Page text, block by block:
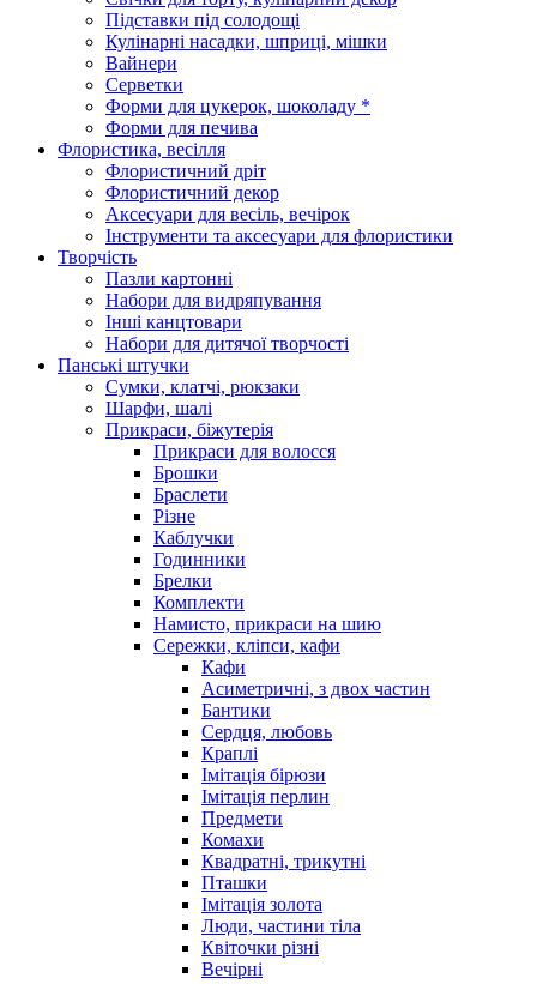
Підставки під солодощі
Кулінарні насадки, шприці, мішки
Вайнери
Серветки
Форми для цукерок, шоколаду *
Форми для печива
Флористика, весілля
Флористичний дріт
Флористичний декор
Аксесуари для весіль, вечірок
Інструменти та аксесуари для флористики
Творчість
Пазли картонні
Набори для видряпування
Інші канцтовари
Набори для дитячої творчості
Панські штучки
Сумки, клатчі, рюкзаки
Шарфи, шалі
Прикраси, біжутерія
Прикраси для волосся
Брошки
Браслети
Різне
Каблучки
Годинники
Брелки
Комплекти
Намисто, прикраси на шию
Сережки, кліпси, кафи
Кафи
Асиметричні, з двох частин
Бантики
Сердця, любовь
Краплі
Імітація бірюзи
Імітація перлин
Предмети
Комахи
Квадратні, трикутні
Пташки
Імітація золота
Люди, частини тіла
Квіточки різні
Вечірні